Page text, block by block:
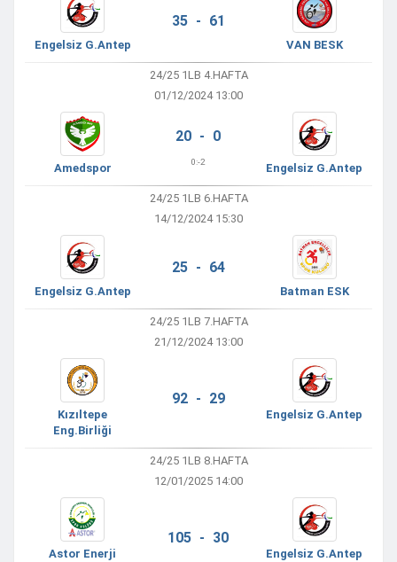
Engelsiz G.Antep
35 - 61
VAN BESK
24/25 1LB 4.HAFTA
01/12/2024 13:00
Amedspor
20 - 0
0:-2 Engelsiz G.Antep
24/25 1LB 6.HAFTA
14/12/2024 15:30
Engelsiz G.Antep
25 - 64
Batman ESK
24/25 1LB 7.HAFTA
21/12/2024 13:00
Kızıltepe
Eng.Birliği
92 - 29
Engelsiz G.Antep
24/25 1LB 8.HAFTA
12/01/2025 14:00
Astor Enerji
105 - 30
Engelsiz G.Antep